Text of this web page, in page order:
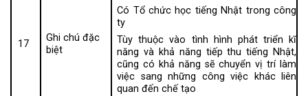
17
Ghi chú đặc
biệt
Có Tổ chức học tiếng Nhật trong công
ty
Tùy thuộc vào tình hình phát triển kĩ
năng và khả năng tiếp thu tiếng Nhật,
cũng có khả năng sẽ chuyển vị trí làm
việc sang những công việc khác liên
quan đến chế tạo